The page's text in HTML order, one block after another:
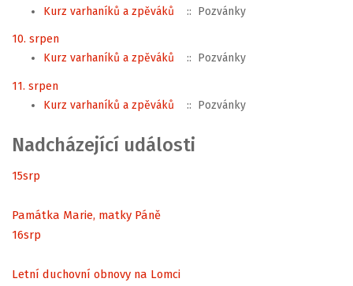
Kurz varhaníků a zpěváků
:: Pozvánky
10. srpen
Kurz varhaníků a zpěváků
:: Pozvánky
11. srpen
Kurz varhaníků a zpěváků
:: Pozvánky
Nadcházející události
15srp
Památka Marie, matky Páně
16srp
Letní duchovní obnovy na Lomci